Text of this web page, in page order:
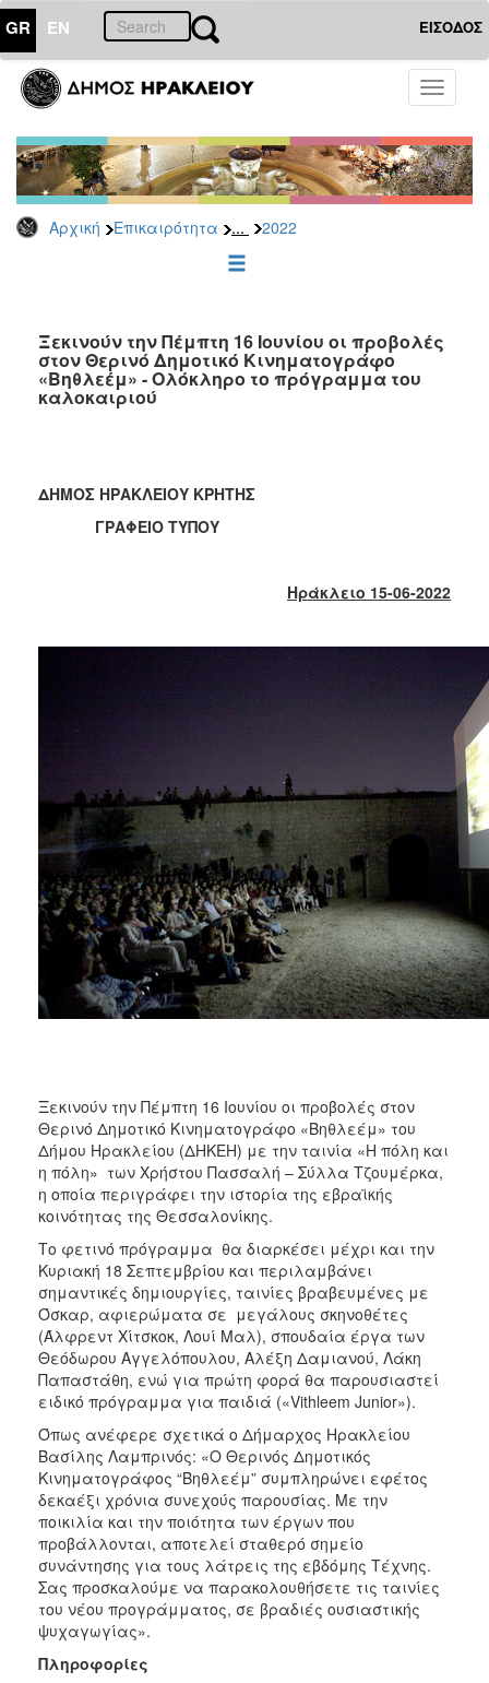
GR EN ΕΙΣΟΔΟΣ
Toggle
Αρχική Επικαιρότητα ... 2022
ΕΠΙΚΑΙΡΟΤΗΤΑ
Τύπου
Αρχείο
2026
2025
2022
2021
2020
2017
2016
2010
2006
ΔΗΜΟΤΗΣ
ΕΠΙΣΚΕΠΤΗΣ
ΗΡΑΚΛΕΙΟ
Ξεκινούν την Πέμπτη 16 Ιουνίου οι προβολές
στον Θερινό Δημοτικό Κινηματογράφο
«Βηθλεέμ» - Ολόκληρο το πρόγραμμα του
καλοκαιριού
ΔΗΜΟΣ ΗΡΑΚΛΕΙΟΥ ΚΡΗΤΗΣ
ΓΡΑΦΕΙΟ ΤΥΠΟΥ
Ηράκλειο 15-06-2022
Ξεκινούν την Πέμπτη 16 Ιουνίου οι προβολές στον
Θερινό Δημοτικό Κινηματογράφο «Βηθλεέμ» του
Δήμου Ηρακλείου (ΔΗΚΕΗ) με την ταινία «Η πόλη και
η πόλη» των Χρήστου Πασσαλή – Σύλλα Τζουμέρκα,
η οποία περιγράφει την ιστορία της εβραϊκής
κοινότητας της Θεσσαλονίκης.
Το φετινό πρόγραμμα θα διαρκέσει μέχρι και την
Κυριακή 18 Σεπτεμβρίου και περιλαμβάνει
σημαντικές δημιουργίες, ταινίες βραβευμένες με
Όσκαρ, αφιερώματα σε μεγάλους σκηνοθέτες
(Άλφρεντ Χίτσκοκ, Λουί Μαλ), σπουδαία έργα των
Θεόδωρου Αγγελόπουλου, Αλέξη Δαμιανού, Λάκη
Παπαστάθη, ενώ για πρώτη φορά θα παρουσιαστεί
ειδικό πρόγραμμα για παιδιά («Vithleem Junior»).
Όπως ανέφερε σχετικά ο Δήμαρχος Ηρακλείου
Βασίλης Λαμπρινός: «Ο Θερινός Δημοτικός
Κινηματογράφος “Βηθλεέμ” συμπληρώνει εφέτος
δεκαέξι χρόνια συνεχούς παρουσίας. Με την
ποικιλία και την ποιότητα των έργων που
προβάλλονται, αποτελεί σταθερό σημείο
συνάντησης για τους λάτρεις της εβδόμης Τέχνης.
Σας προσκαλούμε να παρακολουθήσετε τις ταινίες
του νέου προγράμματος, σε βραδιές ουσιαστικής
ψυχαγωγίας».
Πληροφορίες